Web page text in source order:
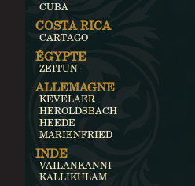
CUBA
COSTA RICA
CARTAGO
ÉGYPTE
ZEITUN
ALLEMAGNE
KEVELAER
HEROLDSBACH
HEEDE
MARIENFRIED
INDE
VAILANKANNI
KALLIKULAM